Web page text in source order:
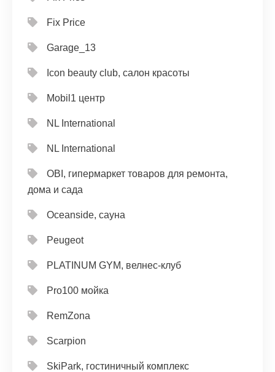
Fix Price
Garage_13
Icon beauty club, салон красоты
Mobil1 центр
NL International
NL International
OBI, гипермаркет товаров для ремонта,
дома и сада
Oceanside, сауна
Peugeot
PLATINUM GYM, велнес-клуб
Pro100 мойка
RemZona
Scarpion
SkiPark, гостиничный комплекс